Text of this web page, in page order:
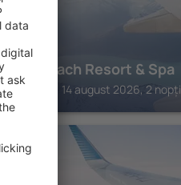
Palm Beach Resort & Spa
Madirokely, 14 august 2026, 2 nopți
NOSY BE